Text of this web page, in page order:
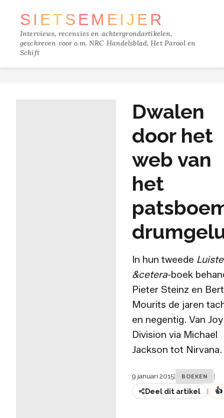
SIETSE MEIJER
Interviews, recensies en achtergrondartikelen,
geschreven voor o.m. NRC Handelsblad, Het Parool en
Schift
Dwalen
door het
web van
het
In hun tweede
&cetera-boek
Pieter Steinz en
Mourits de jaren
en negentig. Van Joy
Division via Michael
Jackson tot Nirvana.
9 januari 2015| BOEKEN |
Deel dit artikel | 👍